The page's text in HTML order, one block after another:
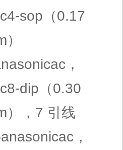
sop（0.17
，
dip（0.30
），7 引线
，